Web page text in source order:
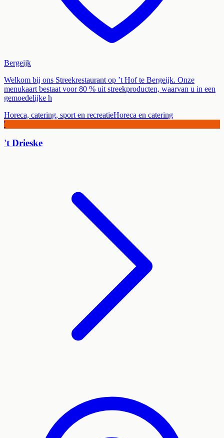
Bergeijk
Welkom bij ons Streekrestaurant op ’t Hof te Bergeijk. Onze
menukaart bestaat voor 80 % uit streekproducten, waarvan u in een
gemoedelijke h
Horeca, catering, sport en recreatieHoreca en catering
'
't Drieske